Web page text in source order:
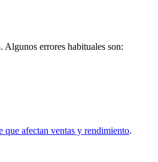
Algunos errores habituales son:
que afectan ventas y rendimiento.